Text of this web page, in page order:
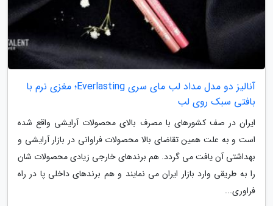
آنالیز دو مدل مداد لب مای سری Everlasting؛ مغزی نرم با
بافتی سبک روی لب
ایران در صف کشورهای با مصرف بالای محصولات آرایشی واقع شده
است و به علت همین تقاضای بالا محصولات فراوانی در بازار آرایشی و
بهداشتی آن یافت می گردد. هم برندهای خارجی زیادی محصولات شان
را به طریقی وارد بازار ایران می نمایند و هم برندهای داخلی پا در راه
فراوری...